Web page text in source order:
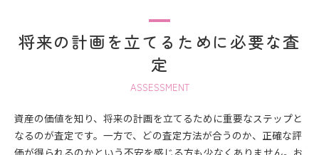
将来の計画を立てるために必要な査
定
ASSESSMENT
資産の価値を知り、将来の計画を立てるために重要なステップと
なるのが査定です。一方で、どの査定方法が合うのか、正確な評
価が得られるのかという不安を感じる方も少なくありません。お